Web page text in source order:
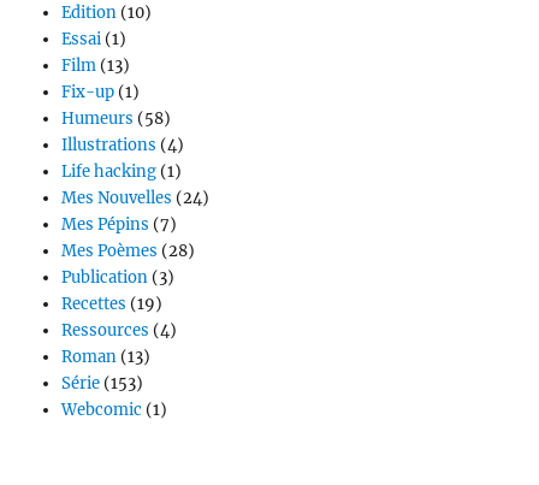
Edition(10)
Essai(1)
Film(13)
Fix-up(1)
Humeurs (58)
Illustrations (4)
Life hacking(1)
Mes Nouvelles (24)
Mes Pépins (7)
Mes Poèmes (28)
Publication(3)
Recettes (19)
Ressources (4)
Roman(13)
Série(153)
Webcomic (1)